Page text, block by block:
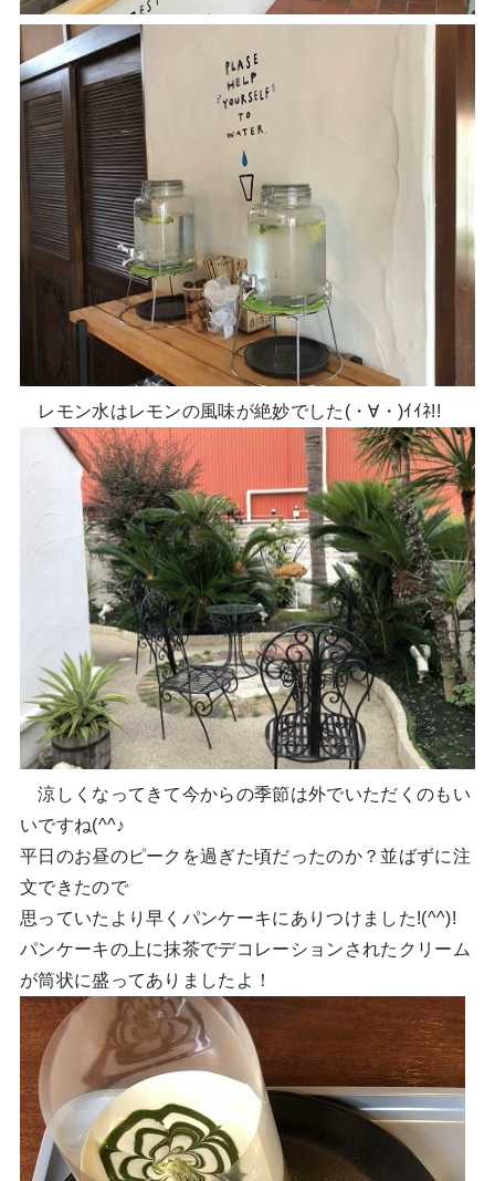
レモン水はレモンの風味が絶妙でした(・∀・)ｲｲﾈ!!
涼しくなってきて今からの季節は外でいただくのもい
いですね(^^♪
平日のお昼のピークを過ぎた頃だったのか？並ばずに注
文できたので
思っていたより早くパンケーキにありつけました!(^^)!
パンケーキの上に抹茶でデコレーションされたクリーム
が筒状に盛ってありましたよ！